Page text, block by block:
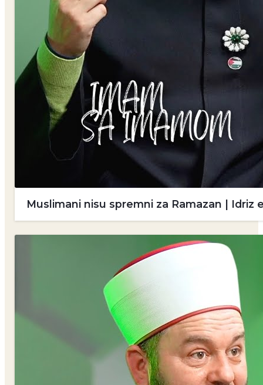
Muslimani nisu spremni za Ramazan | Idriz